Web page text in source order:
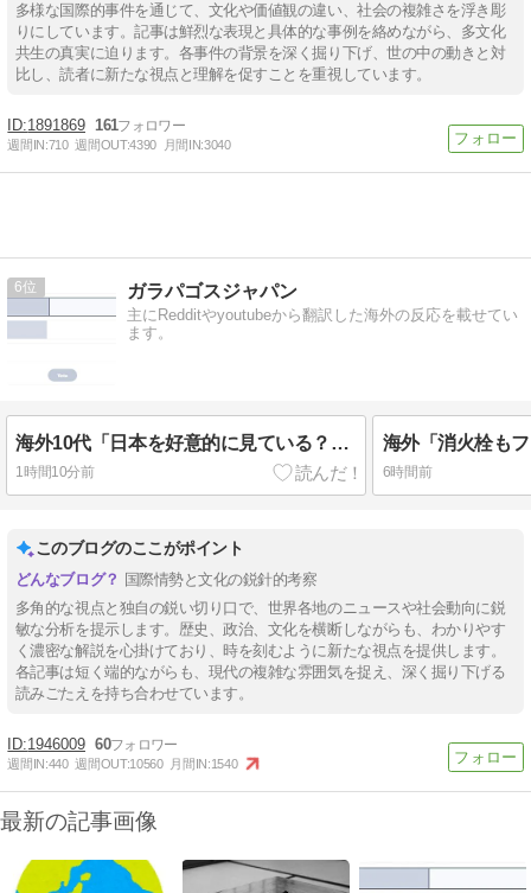
多様な国際的事件を通じて、文化や価値観の違い、社会の複雑さを浮き彫
りにしています。記事は鮮烈な表現と具体的な事例を絡めながら、多文化
共生の真実に迫ります。各事件の背景を深く掘り下げ、世の中の動きと対
比し、読者に新たな視点と理解を促すことを重視しています。
1891869 161
週間IN:710 週間OUT:4390 月間IN:3040
6 ガラパゴスジャパン
主にRedditやyoutubeから翻訳した海外の反応を載せてい
ます。
海外10代「日本を好意的に見ている？それとも否定的に見ている？投票結果がこちら」
1時間10分前 6時間前
このブログのここがポイント
国際情勢と文化の鋭針的考察
多角的な視点と独自の鋭い切り口で、世界各地のニュースや社会動向に鋭
敏な分析を提示します。歴史、政治、文化を横断しながらも、わかりやす
く濃密な解説を心掛けており、時を刻むように新たな視点を提供します。
各記事は短く端的ながらも、現代の複雑な雰囲気を捉え、深く掘り下げる
読みごたえを持ち合わせています。
1946009 60
週間IN:440 週間OUT:10560 月間IN:1540
最新の記事画像